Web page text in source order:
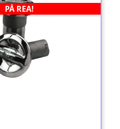
PÅ REA!